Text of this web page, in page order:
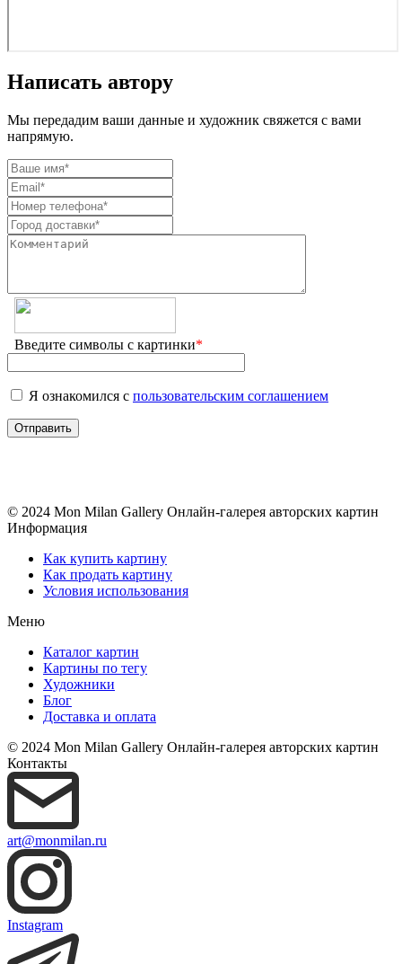
Написать автору
Мы передадим ваши данные и художник свяжется с вами
напрямую.
Введите символы с картинки*
Я ознакомился с пользовательским соглашением
© 2024 Mon Milan Gallery Онлайн-галерея авторских картин
Информация
Как купить картину
Как продать картину
Условия использования
Меню
Каталог картин
Картины по тегу
Художники
Блог
Доставка и оплата
© 2024 Mon Milan Gallery Онлайн-галерея авторских картин
Контакты
art@monmilan.ru
Instagram